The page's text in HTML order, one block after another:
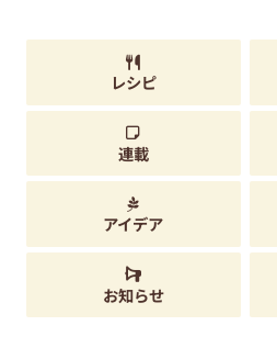
レシピ
連載
アイデア
お知らせ